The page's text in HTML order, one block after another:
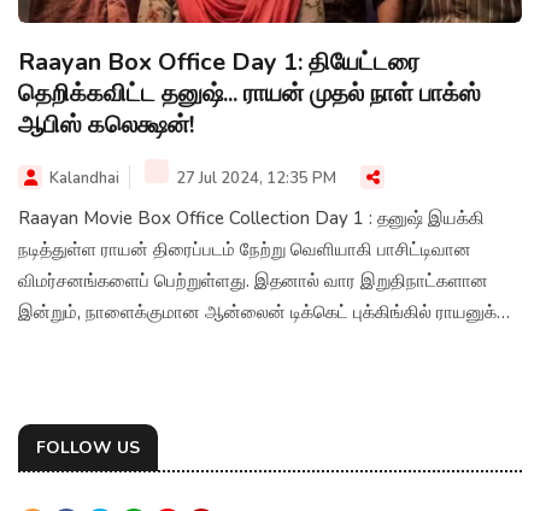
Raayan Box Office Day 1: தியேட்டரை
தெறிக்கவிட்ட தனுஷ்... ராயன் முதல் நாள் பாக்ஸ்
ஆபிஸ் கலெக்ஷன்!
Kalandhai 27 Jul 2024, 12:35 PM
Raayan Movie Box Office Collection Day 1 : தனுஷ் இயக்கி
நடித்துள்ள ராயன் திரைப்படம் நேற்று வெளியாகி பாசிட்டிவான
விமர்சனங்களைப் பெற்றுள்ளது. இதனால் வார இறுதிநாட்களான
இன்றும், நாளைக்குமான ஆன்லைன் டிக்கெட் புக்கிங்கில் ராயனுக்கு
FOLLOW US